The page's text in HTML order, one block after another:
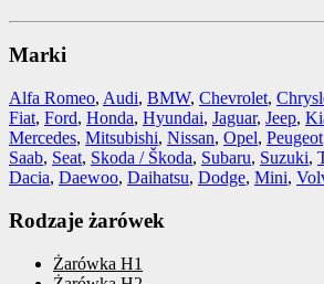
Marki
Alfa Romeo, Audi, BMW, Chevrolet,
Fiat, Ford, Honda, Hyundai, Jaguar, Jeep,
Mercedes, Mitsubishi, Nissan, Opel, Peugeot
Saab, Seat, Skoda / Škoda, Subaru, Suzuki,
Dacia, Daewoo, Daihatsu, Dodge, Mini,
Rodzaje żarówek
Żarówka H1